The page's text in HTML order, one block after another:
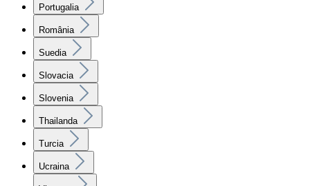
Portugalia
România
Suedia
Slovacia
Slovenia
Thailanda
Turcia
Ucraina